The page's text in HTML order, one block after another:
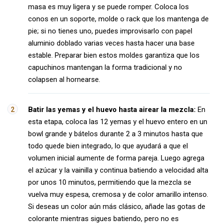
masa es muy ligera y se puede romper. Coloca los
conos en un soporte, molde o rack que los mantenga de
pie; si no tienes uno, puedes improvisarlo con papel
aluminio doblado varias veces hasta hacer una base
estable. Preparar bien estos moldes garantiza que los
capuchinos mantengan la forma tradicional y no
colapsen al hornearse.
Batir las yemas y el huevo hasta airear la mezcla: En
esta etapa, coloca las 12 yemas y el huevo entero en un
bowl grande y bátelos durante 2 a 3 minutos hasta que
todo quede bien integrado, lo que ayudará a que el
volumen inicial aumente de forma pareja. Luego agrega
el azúcar y la vainilla y continua batiendo a velocidad alta
por unos 10 minutos, permitiendo que la mezcla se
vuelva muy espesa, cremosa y de color amarillo intenso.
Si deseas un color aún más clásico, añade las gotas de
colorante mientras sigues batiendo, pero no es